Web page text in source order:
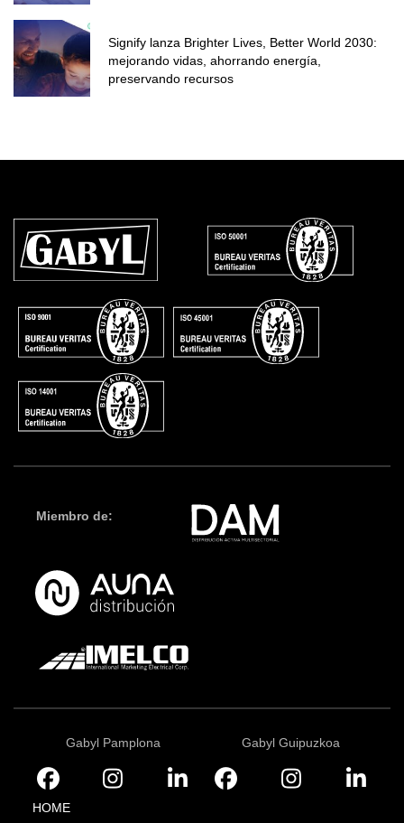
Signify lanza Brighter Lives, Better World 2030:
mejorando vidas, ahorrando energía,
preservando recursos
Miembro de:
Gabyl Pamplona Gabyl Guipuzkoa
HOME